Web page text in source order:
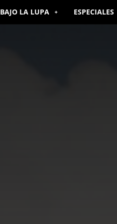
BAJO LA LUPA ESPECIALES